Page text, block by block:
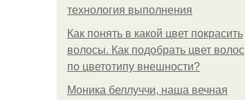
технология выполнения
Как понять в какой цвет покрасить
волосы. Как подобрать цвет волос
по цветотипу внешности?
Моника беллуччи, наша вечная